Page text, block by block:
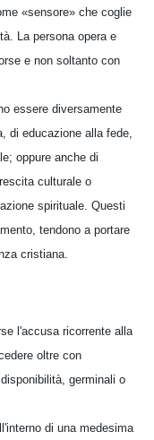
«sensore» che coglie
La persona opera e
e non soltanto con
essere diversamente
di educazione alla fede,
oppure anche di
culturale o
spirituale. Questi
tendono a portare
cristiana.
l'accusa ricorrente alla
oltre con
germinali o
di una medesima